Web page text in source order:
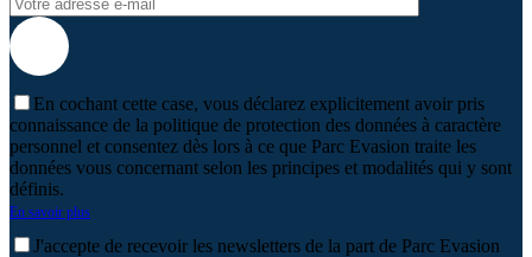
En cochant cette case, vous déclarez explicitement avoir pris
connaissance de la politique de protection des données à caractère
personnel et consentez dès lors à ce que Parc Evasion traite les
données vous concernant selon les principes et modalités qui y sont
définis.
En savoir plus
J'accepte de recevoir les newsletters de la part de Parc Evasion